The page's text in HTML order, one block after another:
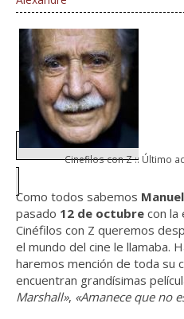
Cinefilos con Z :: Último
Como todos sabemos
pasado 12 de octubre con la
Cinéfilos con Z queremos
el mundo del cine le llamaba.
haremos mención de toda su
encuentran grandísimas
Marshall», «Amanece que no